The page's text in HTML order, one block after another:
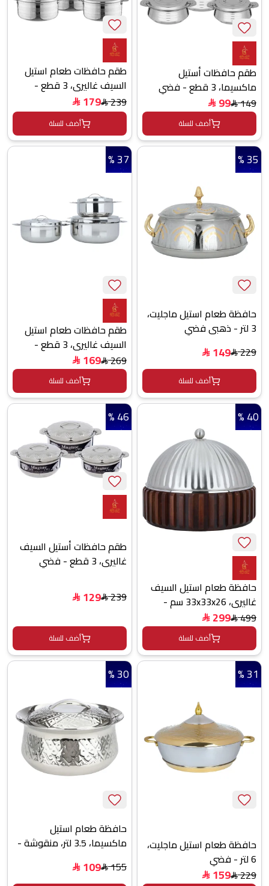
طقم حافظات أستيل
ماكسيما، 3 قطع - فضي
149
$
99
$
أضف للسلة
طقم حافظات طعام استيل
السيف غاليري، 3 قطع -
فضي
239
$
179
$
أضف للسلة
حافظة طعام استيل ماجليت،
3 لتر - ذهبي فضي
229
$
149
$
أضف للسلة
35 %
طقم حافظات طعام استيل
السيف غاليري، 3 قطع -
فضي
269
$
169
$
أضف للسلة
37 %
حافظة طعام استيل السيف
غاليري، 33x33x26 سم -
فضي
499
$
299
$
أضف للسلة
40 %
طقم حافظات أستيل السيف
غاليري، 3 قطع - فضي
239
$
129
$
أضف للسلة
46 %
حافظة طعام استيل ماجليت،
6 لتر - فضي
229
$
159
$
31 %
حافظة طعام استيل
ماكسيما، 3.5 لتر، منقوشة -
155
$
109
$
30 %